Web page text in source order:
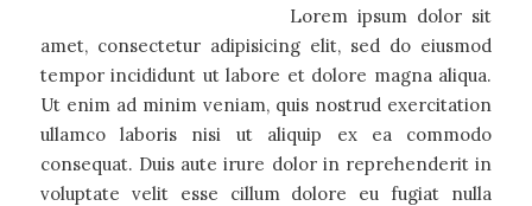
Lorem ipsum dolor sit
amet, consectetur adipisicing elit, sed do eiusmod
tempor incididunt ut labore et dolore magna aliqua.
Ut enim ad minim veniam, quis nostrud exercitation
ullamco laboris nisi ut aliquip ex ea commodo
consequat. Duis aute irure dolor in reprehenderit in
voluptate velit esse cillum dolore eu fugiat nulla